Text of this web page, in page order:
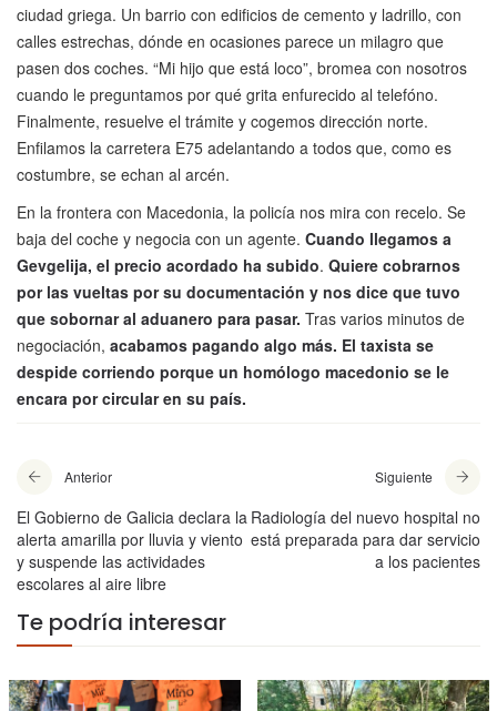
ciudad griega. Un barrio con edificios de cemento y ladrillo, con
calles estrechas, dónde en ocasiones parece un milagro que
pasen dos coches. “Mi hijo que está loco”, bromea con nosotros
cuando le preguntamos por qué grita enfurecido al telefóno.
Finalmente, resuelve el trámite y cogemos dirección norte.
Enfilamos la carretera E75 adelantando a todos que, como es
costumbre, se echan al arcén.
En la frontera con Macedonia, la policía nos mira con recelo. Se
baja del coche y negocia con un agente. Cuando llegamos a
Gevgelija, el precio acordado ha subido. Quiere cobrarnos
por las vueltas por su documentación y nos dice que tuvo
que sobornar al aduanero para pasar. Tras varios minutos de
negociación, acabamos pagando algo más. El taxista se
despide corriendo porque un homólogo macedonio se le
encara por circular en su país.
Anterior
El Gobierno de Galicia declara la
alerta amarilla por lluvia y viento
y suspende las actividades
escolares al aire libre
Siguiente
Radiología del nuevo hospital no
está preparada para dar servicio
a los pacientes
Te podría interesar